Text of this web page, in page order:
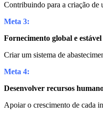
Contribuindo para a criação de
Meta 3:
Fornecimento global e
Criar um sistema de
Meta 4:
Desenvolver recursos
Apoiar o crescimento de cada